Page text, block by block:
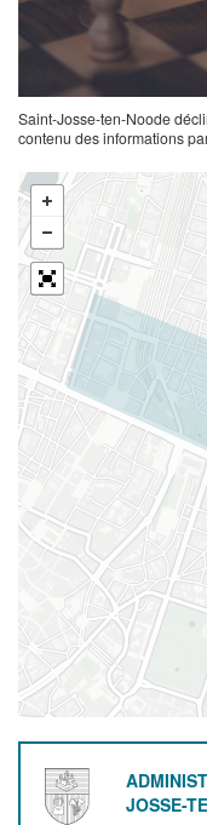
Saint-Josse-ten-Noode
contenu des informations
JOSSE-